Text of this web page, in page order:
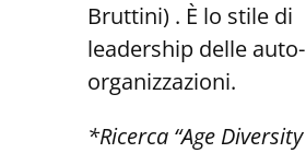
Bruttini) . È lo stile di
leadership delle auto-
organizzazioni.
*Ricerca “Age Diversity